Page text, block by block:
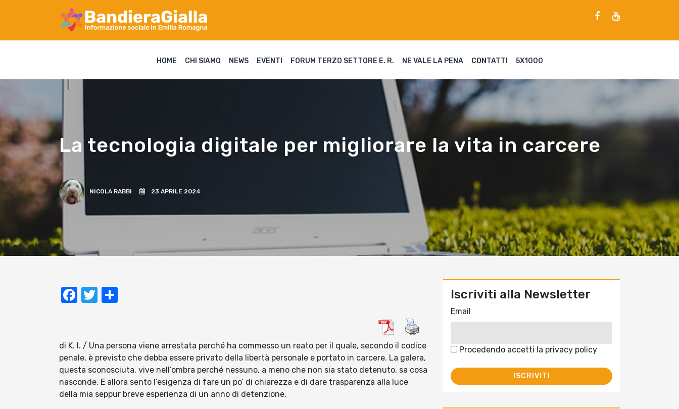
HOME CHI SIAMO NEWS EVENTI FORUM TERZO SETTORE E. R. NE VALE LA PENA CONTATTI 5X1000
La tecnologia digitale per migliorare la vita in carcere
NICOLA RABBI 23 APRILE 2024
Facebook
Twitter
di K. I. / Una persona viene arrestata perché ha commesso un reato per il quale, secondo il codice
penale, è previsto che debba essere privato della libertà personale e portato in carcere. La galera,
questa sconosciuta, vive nell’ombra perché nessuno, a meno che non sia stato detenuto, sa cosa
nasconde. E allora sento l’esigenza di fare un po’ di chiarezza e di dare trasparenza alla luce
della mia seppur breve esperienza di un anno di detenzione.
Iscriviti alla Newsletter
Email
Procedendo accetti la privacy policy